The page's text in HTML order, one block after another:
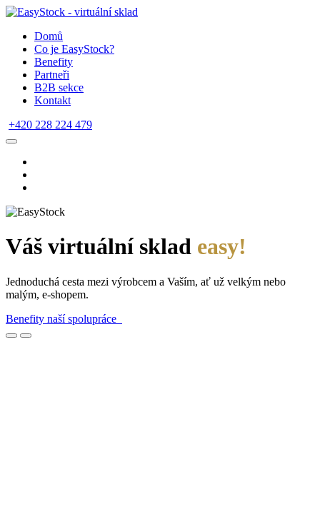
Domů
Co je EasyStock?
Benefity
Partneři
B2B sekce
Kontakt
+420 228 224 479
Váš virtuální sklad easy!
Jednoduchá cesta mezi výrobcem a Vaším, ať už velkým nebo
malým, e-shopem.
Benefity naší spolupráce